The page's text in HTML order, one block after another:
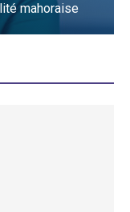
mahoraise